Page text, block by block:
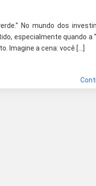
No mundo dos
especialmente quando a
Imagine a cena: você […]